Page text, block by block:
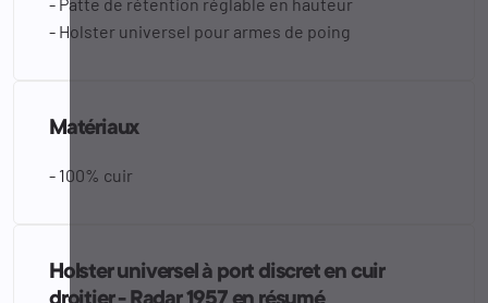
- Holster universel pour armes de poing
Matériaux
- 100% cuir
Holster universel à port discret en cuir